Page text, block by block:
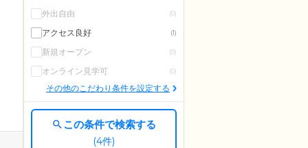
外出自由 (0)
アクセス良好 (1)
新規オープン (0)
オンライン見学可 (0)
その他のこだわり条件を設定する
この条件で検索する
(4件)